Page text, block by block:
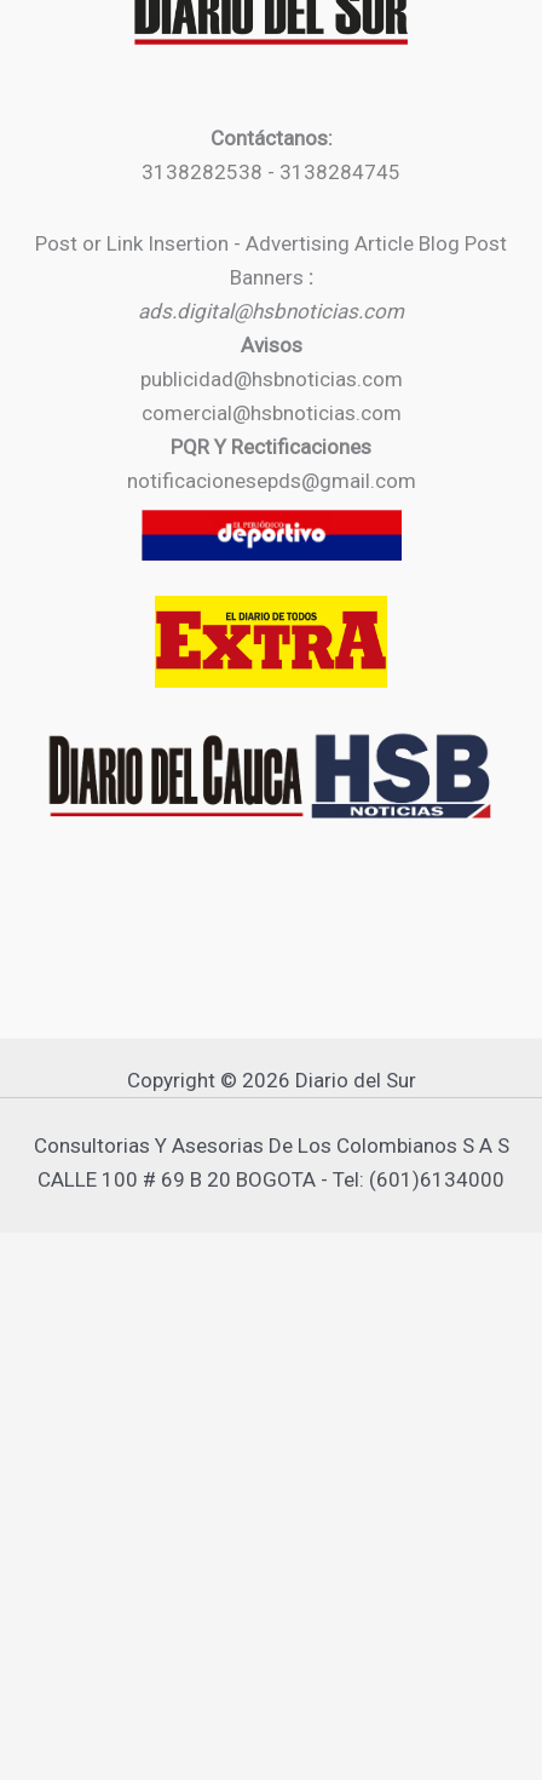
Contáctanos:
3138282538 - 3138284745
Post or Link Insertion - Advertising Article Blog Post
Banners :
ads.digital@hsbnoticias.com
Avisos
publicidad@hsbnoticias.com
comercial@hsbnoticias.com
PQR Y Rectificaciones
notificacionesepds@gmail.com
Copyright © 2026 Diario del Sur
Consultorias Y Asesorias De Los Colombianos S A S
CALLE 100 # 69 B 20 BOGOTA - Tel: (601)6134000